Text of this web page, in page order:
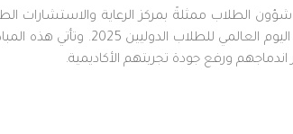
شؤون الطلاب ممثلةً بمركز الرعاية
الجوانب الصحية والأكاديمية
ورفع جودة تجربتهم الأكاديمية.